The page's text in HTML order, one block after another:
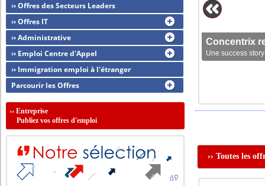
Concentrix
Une success
›› Toutes les
›› Offres des Secteurs Leaders
›› Offres IT
›› Administrative
›› Emploi Centre d'Appel
›› Immigration emploi à l'étranger
Parcourir les Offres
››Entreprise
Publiez vos offres d'emploi